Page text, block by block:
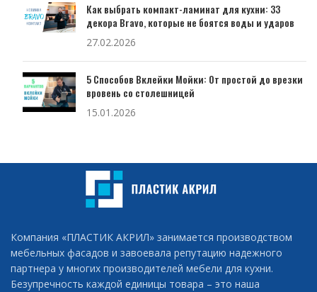
Как выбрать компакт-ламинат для кухни: 33
декора Bravo, которые не боятся воды и ударов
27.02.2026
5 Способов Вклейки Мойки: От простой до врезки
вровень со столешницей
15.01.2026
Компания «ПЛАСТИК АКРИЛ» занимается производством
мебельных фасадов и завоевала репутацию надежного
партнера у многих производителей мебели для кухни.
Безупречность каждой единицы товара – это наша